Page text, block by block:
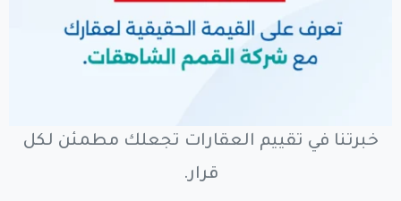
خبرتنا في تقييم العقارات تجعلك مطمئن لكل
قرار.